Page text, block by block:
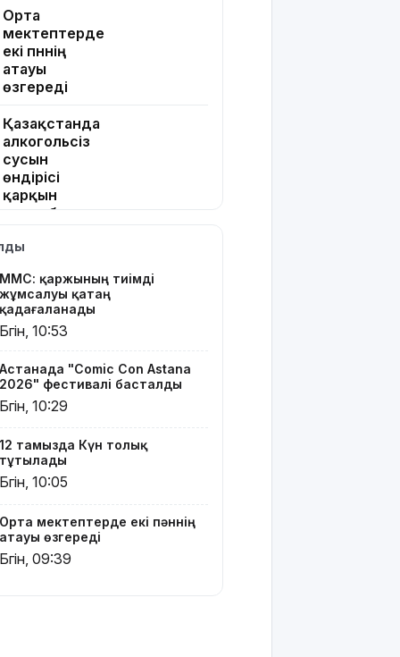
Орта
мектептерде
екі пәннің
атауы
өзгереді
Қазақстанда
алкогольсіз
сусын
өндірісі
қарқын
алды: бес
17%
6 тамызға
ауа райы
болжамы
жарияланды
6 тамызға
валюта
бағамы
Тарихқа
мәлім 6
тамыз
160 мың
педагог
ChatGPT
МӘМС: қаржының тиімді
жұмсалуы қатаң
қадағаланады
Бүгін, 10:53
Астанада "Comic Con Astana
2026" фестивалі басталды
Бүгін, 10:29
12 тамызда Күн толық
тұтылады
Бүгін, 10:05
Орта мектептерде екі пәннің
атауы өзгереді
Бүгін, 09:39